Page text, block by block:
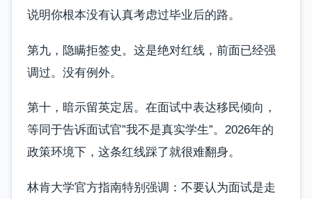
说明你根本没有认真考虑过毕业后的路。
第九，隐瞒拒签史。这是绝对红线，前面已经强
调过。没有例外。
第十，暗示留英定居。在面试中表达移民倾向，
等同于告诉面试官”我不是真实学生”。2026年的
政策环境下，这条红线踩了就很难翻身。
林肯大学官方指南特别强调：不要认为面试是走